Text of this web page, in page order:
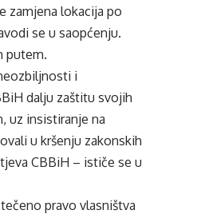
zamjena lokacija po
se u saopćenju.
putem.
i
dalju zaštitu svojih
uz insistiranje na
u kršenju zakonskih
CBBiH – ističe se u
pravo vlasništva